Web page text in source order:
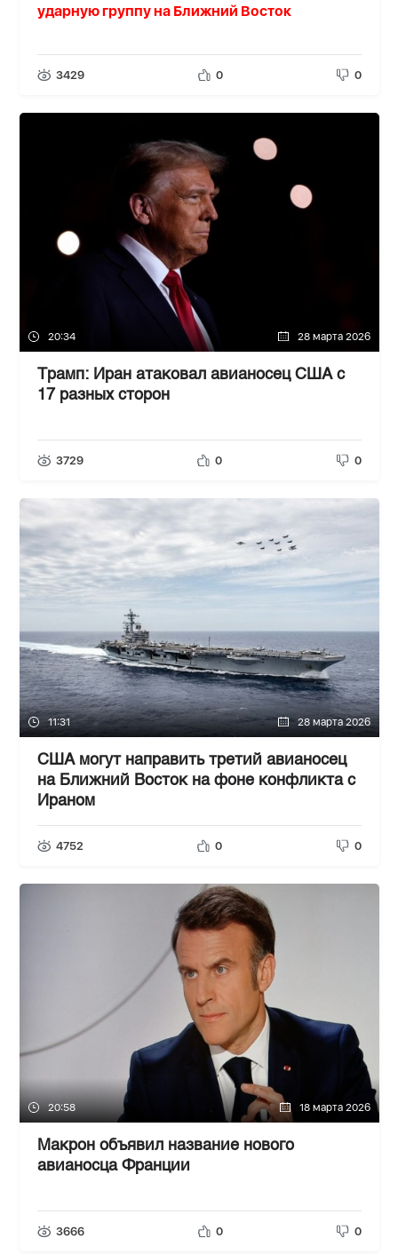
ударную группу на Ближний Восток
3429 0 0
20:34 28 марта 2026
Трамп: Иран атаковал авианосец США с
17 разных сторон
3729 0 0
11:31 28 марта 2026
США могут направить третий авианосец
на Ближний Восток на фоне конфликта с
Ираном
4752 0 0
20:58 18 марта 2026
Макрон объявил название нового
авианосца Франции
3666 0 0